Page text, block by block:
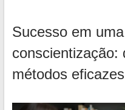
Sucesso em
conscientização:
métodos